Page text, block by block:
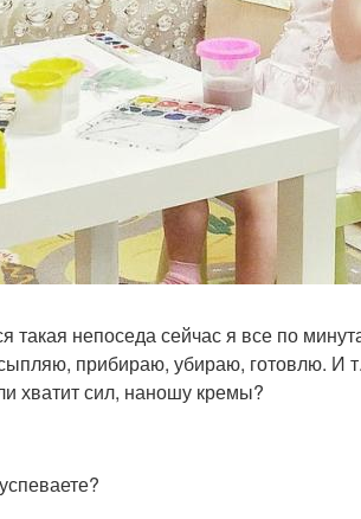
такая непоседа сейчас я все по
прибираю, убираю, готовлю. И
хватит сил, наношу кремы?